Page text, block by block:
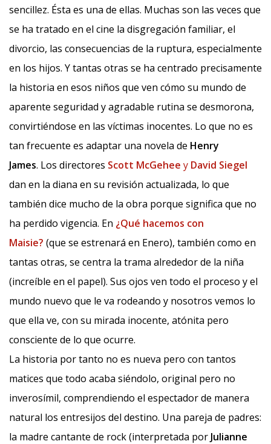
sencillez. Ésta es una de ellas. Muchas son las veces que
se ha tratado en el cine la disgregación familiar, el
divorcio, las consecuencias de la ruptura, especialmente
en los hijos. Y tantas otras se ha centrado precisamente
la historia en esos niños que ven cómo su mundo de
aparente seguridad y agradable rutina se desmorona,
convirtiéndose en las víctimas inocentes. Lo que no es
tan frecuente es adaptar una novela de Henry
James. Los directores Scott McGehee y David Siegel
dan en la diana en su revisión actualizada, lo que
también dice mucho de la obra porque significa que no
ha perdido vigencia. En ¿Qué hacemos con
Maisie? (que se estrenará en Enero), también como en
tantas otras, se centra la trama alrededor de la niña
(increíble en el papel). Sus ojos ven todo el proceso y el
mundo nuevo que le va rodeando y nosotros vemos lo
que ella ve, con su mirada inocente, atónita pero
consciente de lo que ocurre.
La historia por tanto no es nueva pero con tantos
matices que todo acaba siéndolo, original pero no
inverosímil, comprendiendo el espectador de manera
natural los entresijos del destino. Una pareja de padres:
la madre cantante de rock (interpretada por Julianne